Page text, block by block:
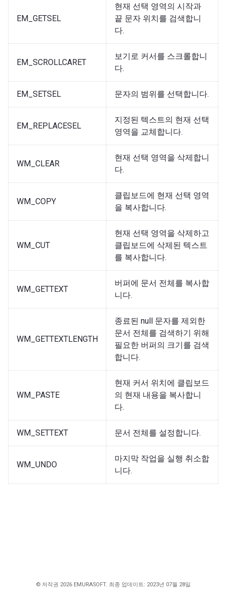
EM_GETSEL
현재 선택 영역의 시작과
끝 문자 위치를 검색합니
다.
EM_SCROLLCARET
보기로 커서를 스크롤합니
다.
EM_SETSEL 문자의 범위를 선택합니다.
EM_REPLACESEL
지정된 텍스트의 현재 선택
영역을 교체합니다.
WM_CLEAR
현재 선택 영역을 삭제합니
다.
WM_COPY
클립보드에 현재 선택 영역
을 복사합니다.
WM_CUT
현재 선택 영역을 삭제하고
클립보드에 삭제된 텍스트
를 복사합니다.
WM_GETTEXT
버퍼에 문서 전체를 복사합
니다.
WM_GETTEXTLENGTH
종료된 null 문자를 제외한
문서 전체를 검색하기 위해
필요한 버퍼의 크기를 검색
합니다.
WM_PASTE
현재 커서 위치에 클립보드
의 현재 내용을 복사합니
다.
WM_SETTEXT 문서 전체를 설정합니다.
WM_UNDO
마지막 작업을 실행 취소합
니다.
© 저작권 2026 EMURASOFT. 최종 업데이트: 2023년 07월 28일